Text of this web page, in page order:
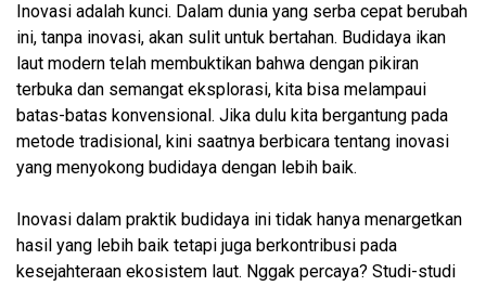
Inovasi adalah kunci. Dalam dunia yang serba cepat berubah
ini, tanpa inovasi, akan sulit untuk bertahan. Budidaya ikan
laut modern telah membuktikan bahwa dengan pikiran
terbuka dan semangat eksplorasi, kita bisa melampaui
batas-batas konvensional. Jika dulu kita bergantung pada
metode tradisional, kini saatnya berbicara tentang inovasi
yang menyokong budidaya dengan lebih baik.
Inovasi dalam praktik budidaya ini tidak hanya menargetkan
hasil yang lebih baik tetapi juga berkontribusi pada
kesejahteraan ekosistem laut. Nggak percaya? Studi-studi